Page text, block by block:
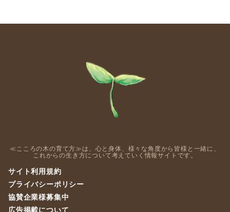
≪こころの木の育て方≫は、心と身体、様々な角度から皆様と一緒に、
これからの生き方について考えていく情報サイトです。
サイト利用規約
プライバシーポリシー
協賛企業様募集中
広告掲載について